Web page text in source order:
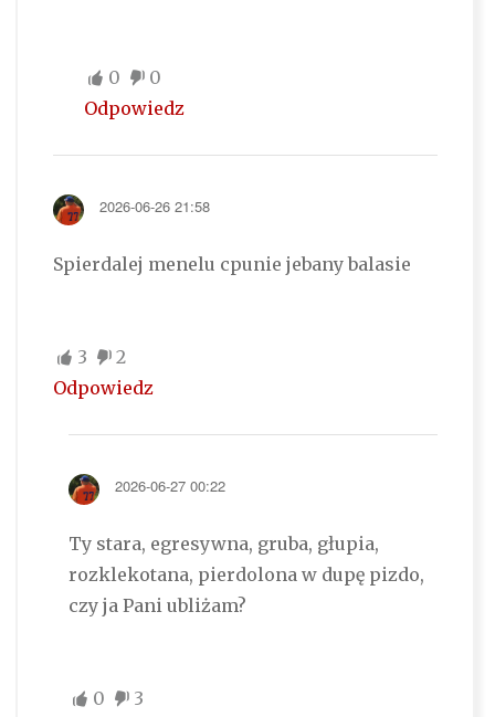
0
0
Odpowiedz
2026-06-26 21:58
Spierdalej menelu cpunie jebany balasie
3
2
Odpowiedz
2026-06-27 00:22
Ty stara, egresywna, gruba, głupia,
rozklekotana, pierdolona w dupę pizdo,
czy ja Pani ubliżam?
0
3